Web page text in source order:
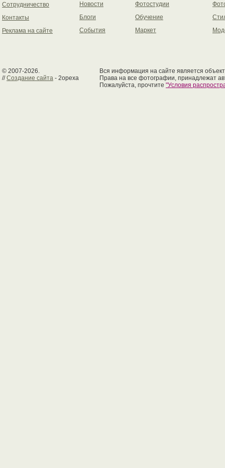
Сотрудничество
Контакты
Реклама на сайте
Новости
Блоги
События
Фотостудии
Обучение
Маркет
© 2007-2026.
//Создание сайта - 2opexa
Вся информация на сайте является
Права на все фотографии, принадлежат
Пожалуйста, прочтите "Условия